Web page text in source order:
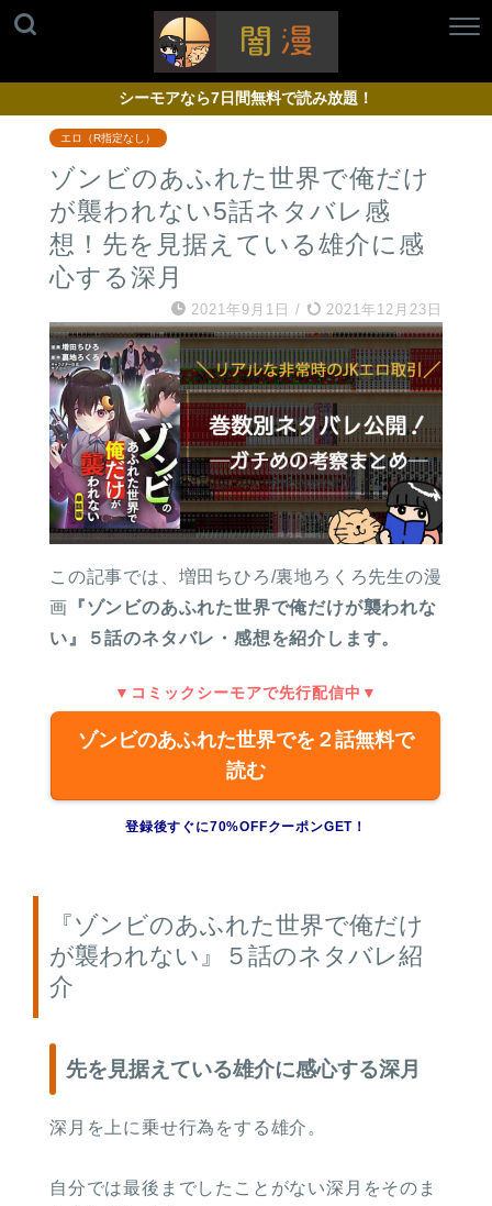
シーモアなら7日間無料で読み放題！
エロ（R指定なし）
ゾンビのあふれた世界で俺だけ
が襲われない5話ネタバレ感
想！先を見据えている雄介に感
心する深月
2021年9月1日 / 2021年12月23日
この記事では、増田ちひろ/裏地ろくろ先生の漫
画 『ゾンビのあふれた世界で俺だけが襲われな
い』５話のネタバレ・感想を紹介します。
▼コミックシーモアで先行配信中▼
ゾンビのあふれた世界でを２話無料で
読む
登録後すぐに70%OFFクーポンGET！
『ゾンビのあふれた世界で俺だけ
が襲われない』５話のネタバレ紹
介
先を見据えている雄介に感心する深月
深月を上に乗せ行為をする雄介。
自分では最後までしたことがない深月をそのま